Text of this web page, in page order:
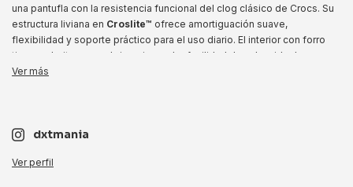
una pantufla con la resistencia funcional del clog clásico de Crocs. Su
estructura liviana en Croslite™ ofrece amortiguación suave,
flexibilidad y soporte práctico para el uso diario. El interior con forro
tipo corderito suma abrigo sin perder facilidad de calce, ideal para
casa, salidas, viajes o días frescos. La correa pivotante mejora la
Beneficios clave
sensación suave al contacto.
Ver más
dxtmania
Ver perfil